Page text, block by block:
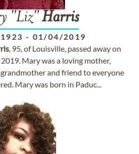
"Liz"Harris
- 01/04/2019
, 95, of Louisville, passed away on
Mary was a loving mother,
and friend to everyone
Mary was born in Paduc...